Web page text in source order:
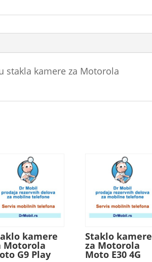
stakla kamere za Motorola
kamere
Motorola
G9 Play
Staklo kamere
za Motorola
Moto E30 4G